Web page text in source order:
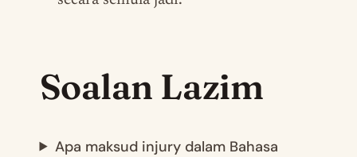
Soalan Lazim
Apa maksud injury dalam Bahasa